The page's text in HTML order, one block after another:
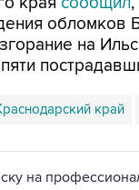
на
край
на